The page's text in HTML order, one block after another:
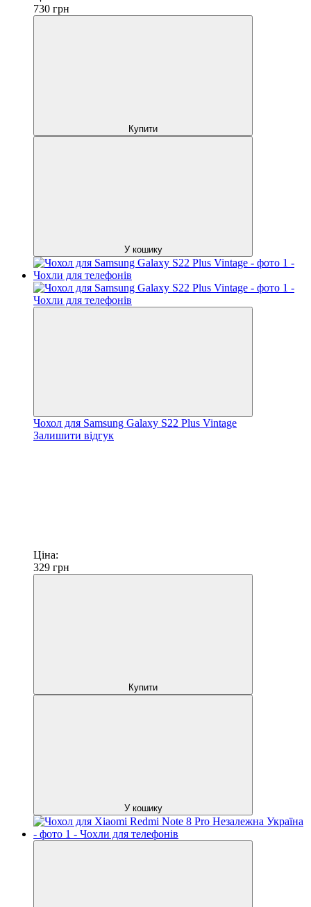
730 грн
Купити
У кошику
Чохол для Samsung Galaxy S22 Plus Vintage
Залишити відгук
Ціна:
329 грн
Купити
У кошику